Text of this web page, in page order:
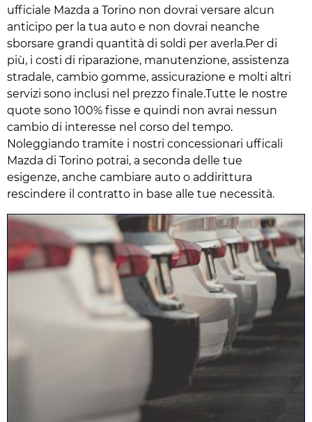
ufficiale Mazda a Torino non dovrai versare alcun
anticipo per la tua auto e non dovrai neanche
sborsare grandi quantità di soldi per averla.Per di
più, i costi di riparazione, manutenzione, assistenza
stradale, cambio gomme, assicurazione e molti altri
servizi sono inclusi nel prezzo finale.Tutte le nostre
quote sono 100% fisse e quindi non avrai nessun
cambio di interesse nel corso del tempo.
Noleggiando tramite i nostri concessionari ufficali
Mazda di Torino potrai, a seconda delle tue
esigenze, anche cambiare auto o addirittura
rescindere il contratto in base alle tue necessità.